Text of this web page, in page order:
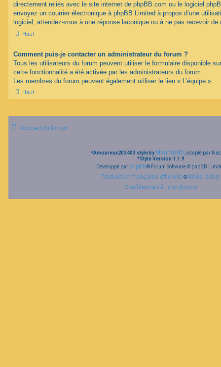
directement reliés avec le site internet de phpBB.com ou le logiciel
envoyez un courrier électronique à phpBB Limited à propos d’une
logiciel, attendez-vous à une réponse laconique ou à ne pas recevoir de
Haut
Comment puis-je contacter un administrateur du forum ?
Tous les utilisateurs du forum peuvent utiliser le formulaire disponible
cette fonctionnalité a été activée par les administrateurs du forum.
Les membres du forum peuvent également utiliser le lien « L’équipe ».
Haut
Accueil du forum
*Amoureux203403 style by MannixMD, adapté par
*Style Version 1.1.9
Développé par phpBB® Forum Software © phpBB
Traduction française officielle© Miles Cellar
Confidentialité
Conditions